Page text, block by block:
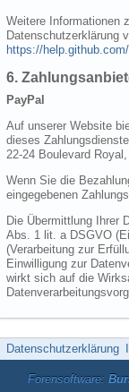
Weitere Informationen
Datenschutzerklärung
https://
6.
PayPal
Auf unserer Website
dieses
22-24 Boulevard
Wenn Sie die
eingegebenen
Die Übermittlung Ihrer
Abs. 1 lit. a DSGVO
(Verarbeitung zur
Einwilligung zur
wirkt sich auf die
Datenschutzerklärung
Forensoftware: